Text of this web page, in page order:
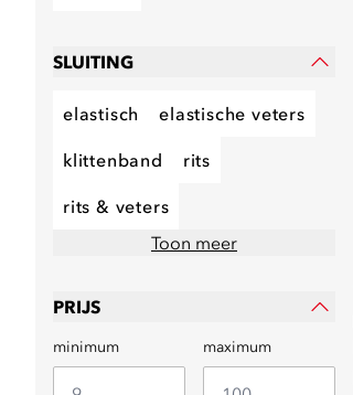
SLUITING
elastisch elastische veters
klittenband rits
rits & veters
Toon meer
PRIJS
minimum maximum